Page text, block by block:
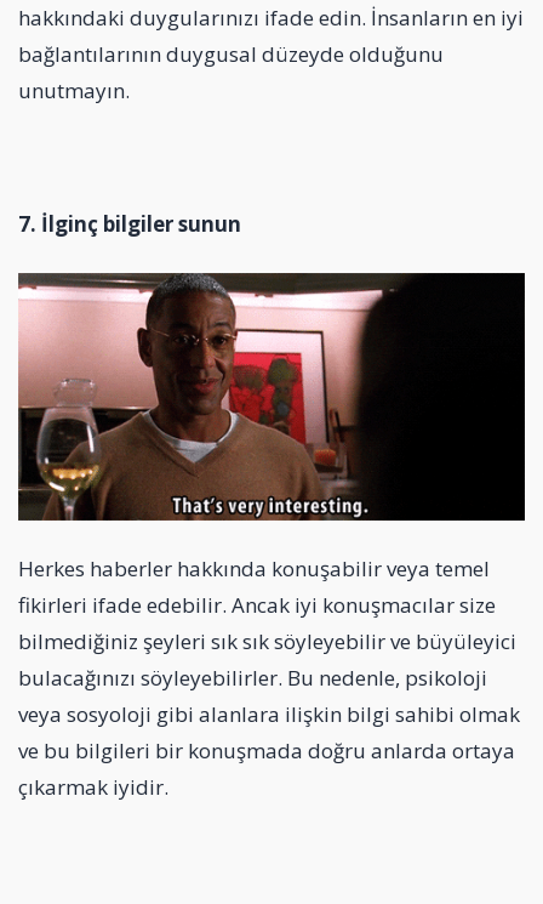
hakkındaki duygularınızı ifade edin. İnsanların en iyi
bağlantılarının duygusal düzeyde olduğunu
unutmayın.
7. İlginç bilgiler sunun
Herkes haberler hakkında konuşabilir veya temel
fikirleri ifade edebilir. Ancak iyi konuşmacılar size
bilmediğiniz şeyleri sık sık söyleyebilir ve büyüleyici
bulacağınızı söyleyebilirler. Bu nedenle, psikoloji
veya sosyoloji gibi alanlara ilişkin bilgi sahibi olmak
ve bu bilgileri bir konuşmada doğru anlarda ortaya
çıkarmak iyidir.